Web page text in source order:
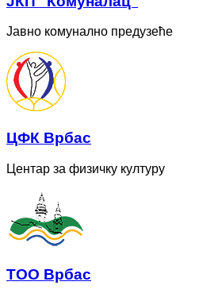
Јавно комунално предузеће
ЦФК Врбас
Центар за физичку културу
ТОО Врбас